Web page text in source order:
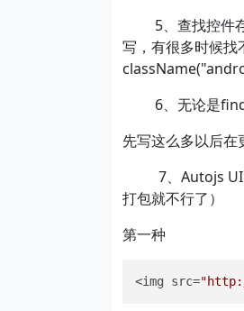
5、查找控件存
写，有很多时候
6、无论是find
先写这么多以后在
7、Autojs UI图
打包就不行了）
第一种
<img src=